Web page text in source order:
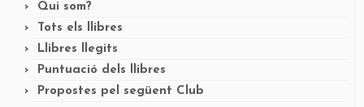
Qui som?
Tots els llibres
Llibres llegits
Puntuació dels llibres
Propostes pel següent Club